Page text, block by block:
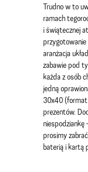
Trudno w to
ramach
i świątecznej
aranżacja
zabawie pod
każda z osób
jedną
30x40 (format
prezentów.
niespodziankę
prosimy
baterią i kartą